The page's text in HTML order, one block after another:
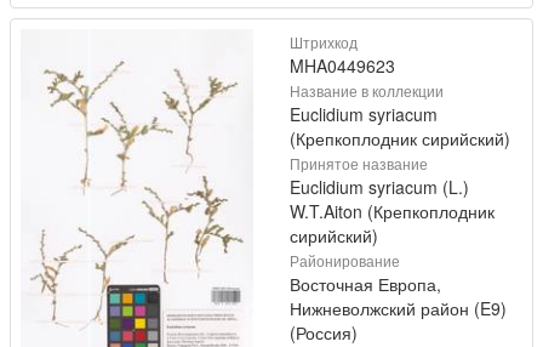
Штрихкод
MHA0449623
Название в коллекции
Euclidium syriacum
(Крепкоплодник сирийский)
Принятое название
Euclidium syriacum (L.)
W.T.Aiton (Крепкоплодник
сирийский)
Районирование
Восточная Европа,
Нижневолжский район (E9)
(Россия)